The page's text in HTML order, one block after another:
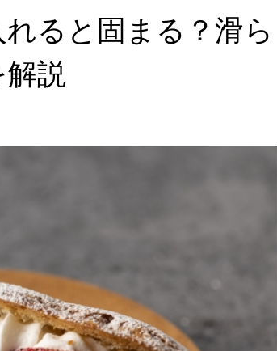
ると固まる？滑ら
説